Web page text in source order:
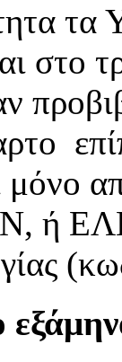
στο
ή